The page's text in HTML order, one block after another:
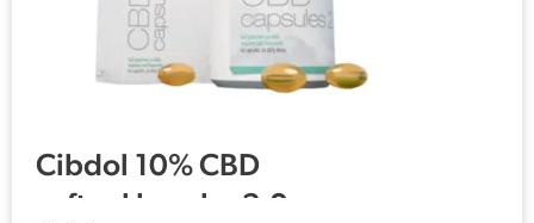
Cibdol 10% CBD
softgel kapsler 2.0